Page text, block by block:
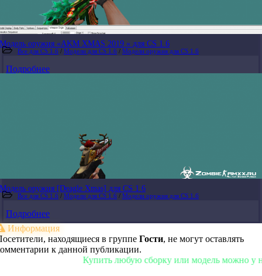
Модель оружия «AKM XMAS 2019 » для CS 1.6
Все для CS 1.6 / Модели для CS 1.6 / Модели оружия для CS 1.6
Подробнее
Модель оружия [Deagle Xmas] для CS 1.6
Все для CS 1.6 / Модели для CS 1.6 / Модели оружия для CS 1.6
Подробнее
Информация
находящиеся в группе Гости, не могут оставлять
к данной публикации.
Купить любую сборку или модель можно у нас